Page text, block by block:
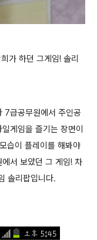
가 하던 그게임! 솔리
7급공무원에서 주인공
게임을 즐기는 장면이
습이 플레이를 해봐야
서 보았던 그 게임! 차
솔리팝입니다.